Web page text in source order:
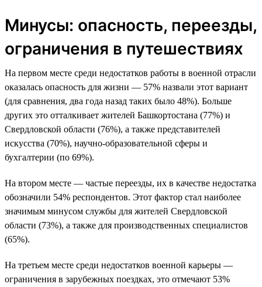
Минусы: опасность, переезды,
ограничения в путешествиях
На первом месте среди недостатков работы в военной отрасли
оказалась опасность для жизни — 57% назвали этот вариант
(для сравнения, два года назад таких было 48%). Больше
других это отталкивает жителей Башкортостана (77%) и
Свердловской области (76%), а также представителей
искусства (70%), научно-образовательной сферы и
бухгалтерии (по 69%).
На втором месте — частые переезды, их в качестве недостатка
обозначили 54% респондентов. Этот фактор стал наиболее
значимым минусом службы для жителей Свердловской
области (73%), а также для производственных специалистов
(65%).
На третьем месте среди недостатков военной карьеры —
ограничения в зарубежных поездках, это отмечают 53%